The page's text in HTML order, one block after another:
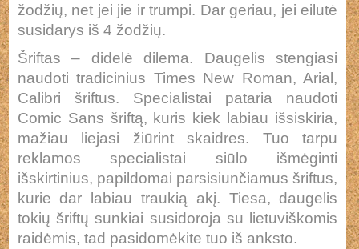
žodžių, net jei jie ir trumpi. Dar geriau, jei eilutė
susidarys iš 4 žodžių.
Šriftas – didelė dilema. Daugelis stengiasi
naudoti tradicinius Times New Roman, Arial,
Calibri šriftus. Specialistai pataria naudoti
Comic Sans šriftą, kuris kiek labiau išsiskiria,
mažiau liejasi žiūrint skaidres. Tuo tarpu
reklamos specialistai siūlo išmėginti
išskirtinius, papildomai parsisiunčiamus šriftus,
kurie dar labiau traukią akį. Tiesa, daugelis
tokių šriftų sunkiai susidoroja su lietuviškomis
raidėmis, tad pasidomėkite tuo iš anksto.